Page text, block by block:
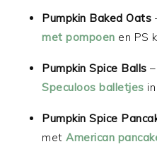
Pumpkin Baked Oats
met pompoen en PS
Pumpkin Spice Balls
Speculoos balletjes
Pumpkin Spice
metAmerican